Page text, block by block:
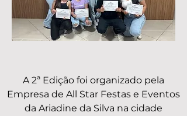
A 2ª Edição foi organizado pela
Empresa de All Star Festas e Eventos
da Ariadine da Silva na cidade